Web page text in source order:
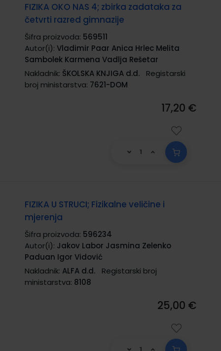
FIZIKA OKO NAS 4; zbirka zadataka za
četvrti razred gimnazije
Šifra proizvoda: 569511
Autor(i): Vladimir Paar Anica Hrlec Melita
Sambolek Karmena Vadlja Rešetar
Nakladnik: ŠKOLSKA KNJIGA d.d.
Registarski
broj ministarstva: 7621-DOM
17,20 €
FIZIKA U STRUCI; Fizikalne veličine i
mjerenja
Šifra proizvoda: 596234
Autor(i): Jakov Labor Jasmina Zelenko
Paduan Igor Vidović
Nakladnik: ALFA d.d.
Registarski broj
ministarstva: 8108
25,00 €